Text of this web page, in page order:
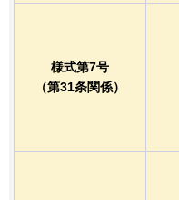
様式第7号
（第31条関係）